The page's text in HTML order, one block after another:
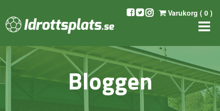
Varukorg ( 0 )
Bloggen